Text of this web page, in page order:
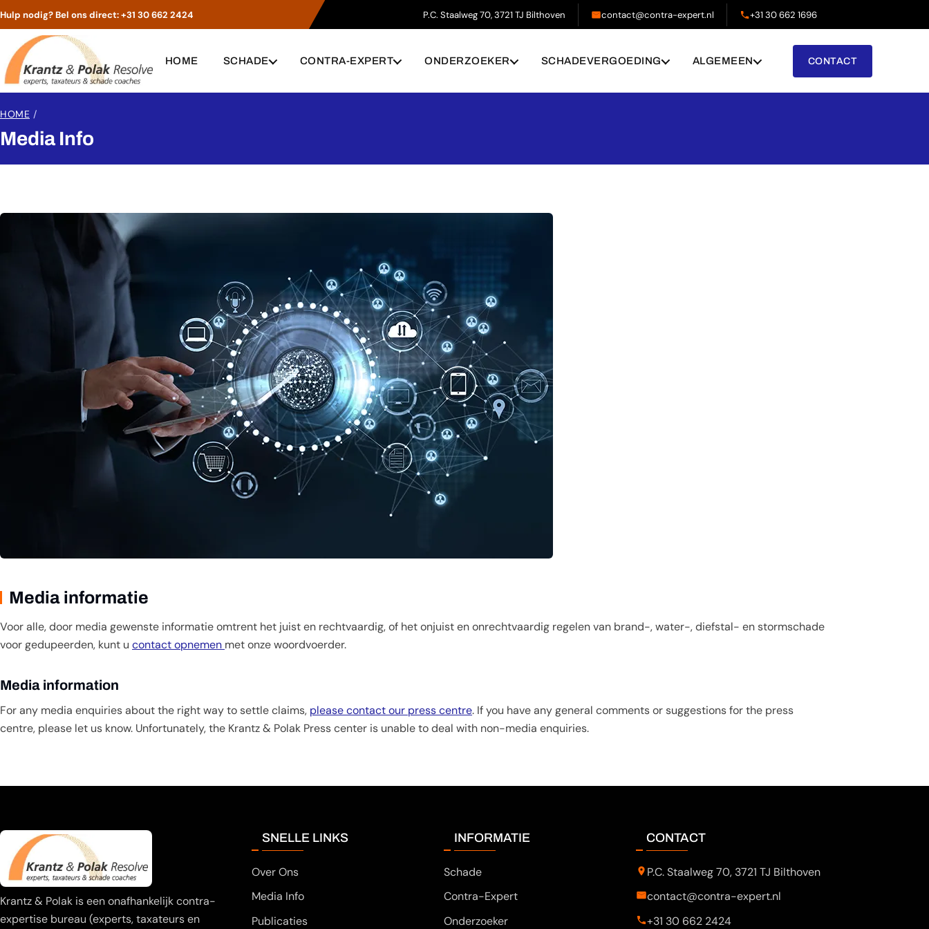
Hulp nodig? Bel ons direct:+31 30 662 2424 P.C. Staalweg 70, 3721 TJ Bilthoven contact@contra-expert.nl +31 30 662 1696
HOME SCHADE CONTRA-EXPERT ONDERZOEKER SCHADEVERGOEDING ALGEMEEN CONTACT
HOME /
Media Info
Media informatie
Voor alle, door media gewenste informatie omtrent het juist en rechtvaardig, of het onjuist en onrechtvaardig regelen van brand-, water-, diefstal- en stormschade
voor gedupeerden, kunt u contact opnemen met onze woordvoerder.
Media information
For any media enquiries about the right way to settle claims, please contact our press centre. If you have any general comments or suggestions for the press
centre, please let us know. Unfortunately, the Krantz & Polak Press center is unable to deal with non-media enquiries.
Krantz & Polak is een onafhankelijk contra-
expertise bureau (experts, taxateurs en
SNELLE LINKS
Over Ons
Media Info
Publicaties
INFORMATIE
Schade
Contra-Expert
Onderzoeker
CONTACT
P.C. Staalweg 70, 3721 TJ Bilthoven
contact@contra-expert.nl
+31 30 662 2424